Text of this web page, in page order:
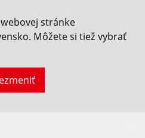
stránke
Môžete si tiež vybrať